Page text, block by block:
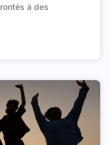
à des